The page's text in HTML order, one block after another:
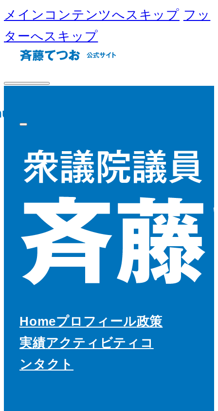
メインコンテンツへスキップ フッ
ターへスキップ
Homeプロフィール政策
実績アクティビティ コ
ンタクト